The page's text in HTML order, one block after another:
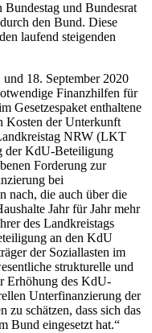
und Bundesrat
den Bund. Diese
laufend steigenden
18. September 2020
Finanzhilfen für
Gesetzespaket enthaltene
Kosten der Unterkunft
NRW (LKT
der KdU-Beteiligung
Forderung zur
bei
nach, die auch über die
Jahr für Jahr mehr
des Landkreistags
an den KdU
der Soziallasten im
strukturelle und
Erhöhung des KdU-
Unterfinanzierung der
zu schätzen, dass sich das
Bund eingesetzt hat.“